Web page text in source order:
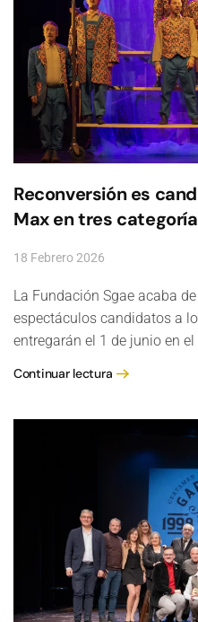
Reconversión es
Max en tres
18 Febrero 2026
La Fundación Sgae acaba
espectáculos candidatos a
entregarán el 1 de junio en
Continuar lectura